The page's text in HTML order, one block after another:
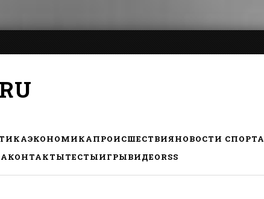
ЭКОНОМИКАПРОИСШЕСТВИЯНОВОСТИ СПОРТА
КОНТАКТЫТЕСТЫИГРЫВИДЕОRSS